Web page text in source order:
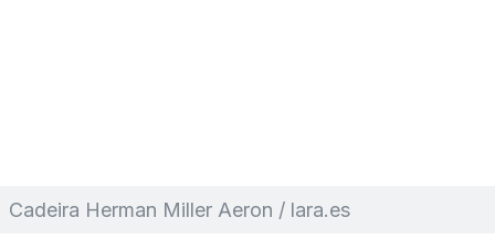
Cadeira Herman Miller Aeron / lara.es